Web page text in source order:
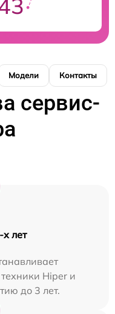
Модели Контакты
сервис-
лет
Hiper и
до 3 лет.